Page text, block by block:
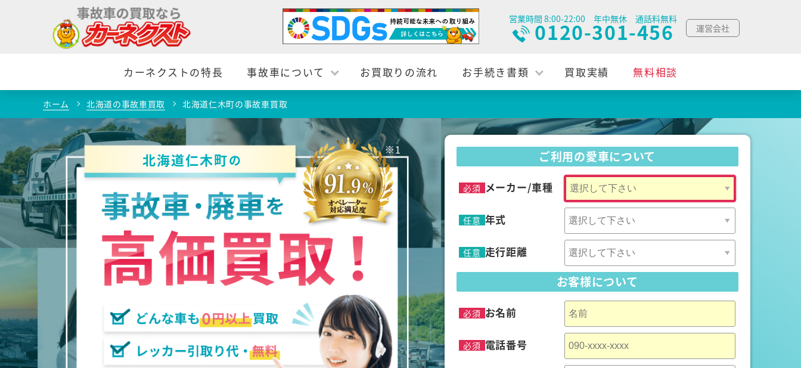
営業時間 8:00-22:00 年中無休 通話料無料
0120-301-456 運営会社
カーネクストの特長 事故車について お買取りの流れ お手続き書類 買取実績 無料相談
ホーム 北海道の事故車買取 北海道仁木町の事故車買取
北海道仁木町の ご利用の愛車について
必須 メーカー/車種
任意 年式
任意 走行距離
お客様について
必須 お名前
必須 電話番号